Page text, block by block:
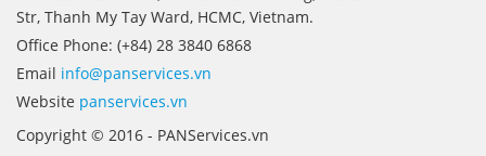
Str, Thanh My Tay Ward, HCMC, Vietnam.
Office Phone: (+84) 28 3840 6868
Email info@panservices.vn
Website panservices.vn
Copyright © 2016 - PANServices.vn